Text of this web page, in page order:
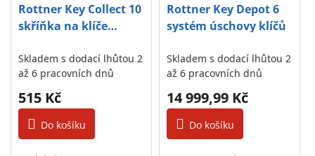
Rottner Key Collect 10
skříňka na klíče
Skladem s dodací lhůtou 2
až 6 pracovních dnů
515 Kč
Do košíku
Rottner Key Depot 6
systém úschovy klíčů
Skladem s dodací lhůtou 2
až 6 pracovních dnů
14 999,99 Kč
Do košíku